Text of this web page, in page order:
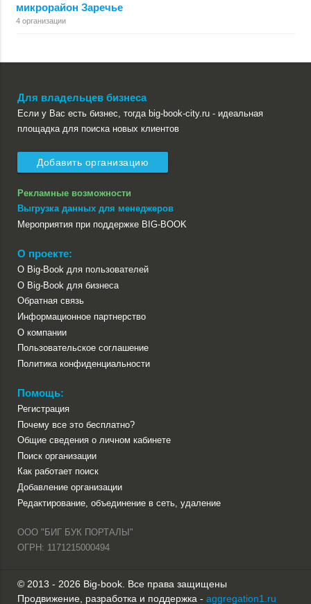
микрорайон Заречье
4 организации
Для владельцев бизнеса
Если у Вас есть бизнес, тогда big-book-city.ru - идеальная
площадка для поиска новых клиентов
Добавить организацию
Рекламные возможности
Выгрузка данных для менеджеров
Мероприятия при поддержке BIG-BOOK
О проекте:
О Big-Book для пользователей
О Big-Book для бизнеса
Обратная связь
Информационное партнерство
О компании
Пользовательское соглашение
Политика конфиденциальности
Помощь:
Регистрация
Почему все это бесплатно?
Общие сведения о личном кабинете
Поиск организации
Как работает поиск
Добавление организации
Редактирование, объединение в сеть, удаление
ООО "БИГ БУК ПОРТАЛЫ"
ОГРН: 1171215000494
© 2013 - 2026 Big-book. Все права защищены
Продвижение, разработка и поддержка - aggregation1.ru